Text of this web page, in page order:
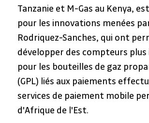
Tanzanie et M-Gas au Kenya,
pour les innovations menées
Rodriquez-Sanches, qui ont
développer des compteurs
pour les bouteilles de gaz
(GPL) liés aux paiements
services de paiement mobile
d'Afrique de l'Est.